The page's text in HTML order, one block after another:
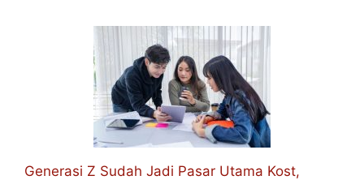
Generasi Z Sudah Jadi Pasar Utama Kost,